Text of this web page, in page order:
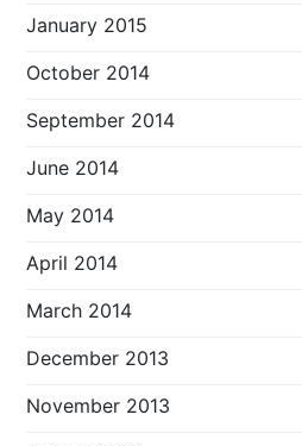
January 2015
October 2014
September 2014
June 2014
May 2014
April 2014
March 2014
December 2013
November 2013